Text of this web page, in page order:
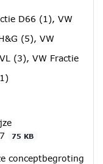
D66 (1), VW
(5), VW
(3), VW Fractie
75 KB
conceptbegroting